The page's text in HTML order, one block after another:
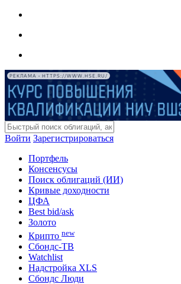
РЕКЛАМА • HTTPS://WWW.HSE.RU/
Войти Зарегистрироваться
Портфель
Консенсусы
Поиск облигаций (ИИ)
Кривые доходности
ЦФА
Best bid/ask
Золото
Крипто new
Сбондс-ТВ
Watchlist
Надстройка XLS
Сбондс Люди